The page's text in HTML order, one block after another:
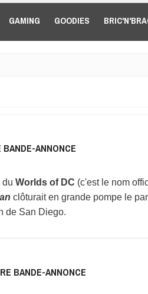
GAMING GOODIES
BANDE-ANNONCE
du Worlds of DC (c'est le nom
clôturait en grande pompe le
de San Diego.
BANDE-ANNONCE